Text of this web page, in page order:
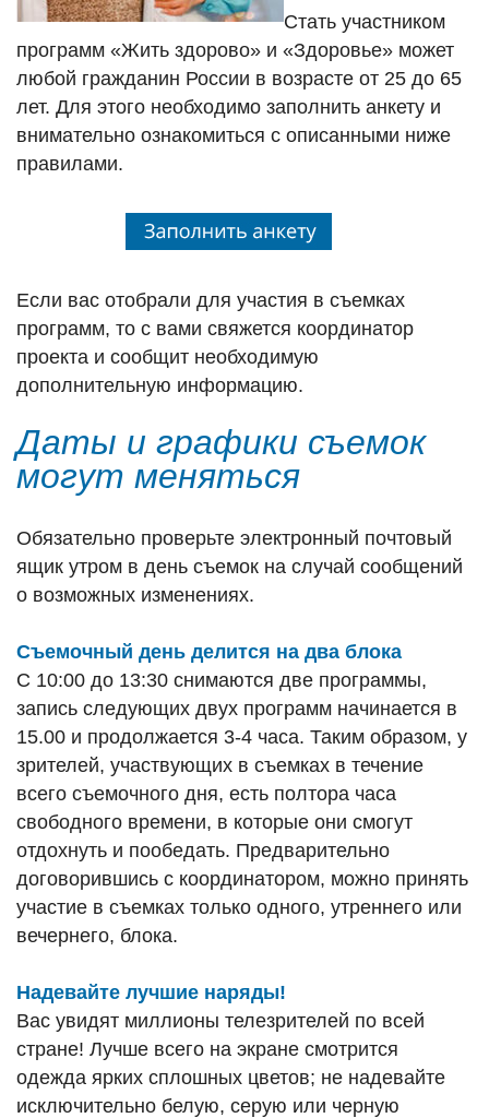
Стать участником
программ «Жить здорово» и «Здоровье» может
любой гражданин России в возрасте от 25 до 65
лет. Для этого необходимо заполнить анкету и
внимательно ознакомиться с описанными ниже
правилами.
Если вас отобрали для участия в съемках
программ, то с вами свяжется координатор
проекта и сообщит необходимую
дополнительную информацию.
Даты и графики съемок
могут меняться
Обязательно проверьте электронный почтовый
ящик утром в день съемок на случай сообщений
о возможных изменениях.
Съемочный день делится на два блока
C 10:00 до 13:30 снимаются две программы,
запись следующих двух программ начинается в
15.00 и продолжается 3-4 часа. Таким образом, у
зрителей, участвующих в съемках в течение
всего съемочного дня, есть полтора часа
свободного времени, в которые они смогут
отдохнуть и пообедать. Предварительно
договорившись с координатором, можно принять
участие в съемках только одного, утреннего или
вечернего, блока.
Надевайте лучшие наряды!
Вас увидят миллионы телезрителей по всей
стране! Лучше всего на экране смотрится
одежда ярких сплошных цветов; не надевайте
исключительно белую, серую или черную